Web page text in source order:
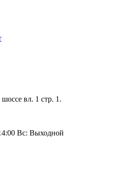
вл. 1 стр. 1.
Вс: Выходной